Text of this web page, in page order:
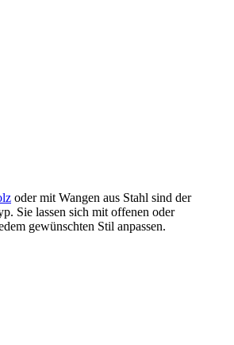
oder mit Wangen aus Stahl sind der
Sie lassen sich mit offenen oder
gewünschten Stil anpassen.